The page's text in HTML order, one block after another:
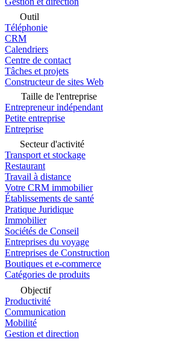
Outil
Téléphonie
CRM
Calendriers
Centre de contact
Tâches et projets
Constructeur de sites Web
Taille de l'entreprise
Entrepreneur indépendant
Petite entreprise
Entreprise
Secteur d'activité
Transport et stockage
Restaurant
Travail à distance
Votre CRM immobilier
Établissements de santé
Pratique Juridique
Immobilier
Sociétés de Conseil
Entreprises du voyage
Entreprises de Construction
Boutiques et e-commerce
Catégories de produits
Objectif
Productivité
Communication
Mobilité
Gestion et direction